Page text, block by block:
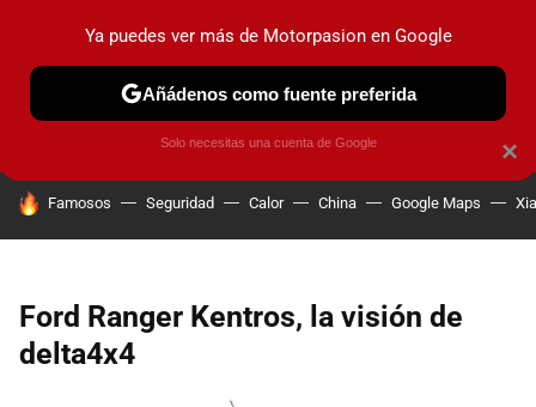
PRUEBAS COCHES ELÉCTRICOS OBSERVATORIO
HOY SE HABLA DE
Famosos Seguridad Calor China Google Maps
Ford Ranger Kentros, la visión de
delta4x4
×
Ya puedes ver más de Motorpasion en Google
Añádenos como fuente preferida
Solo necesitas una cuenta de Google